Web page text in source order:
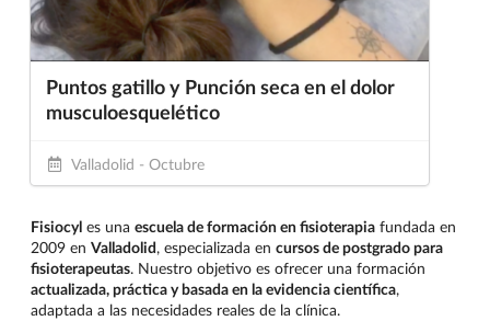
Puntos gatillo y Punción seca en el dolor
musculoesquelético
Valladolid - Octubre
Fisiocyl es una escuela de formación en fisioterapia fundada en
2009 en Valladolid, especializada en cursos de postgrado para
fisioterapeutas. Nuestro objetivo es ofrecer una formación
actualizada, práctica y basada en la evidencia científica,
adaptada a las necesidades reales de la clínica.